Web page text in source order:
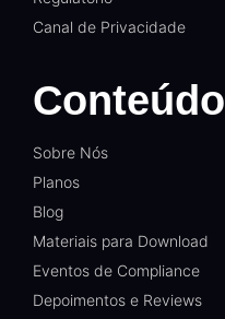
Canal de Privacidade
Conteúdo
Sobre Nós
Planos
Blog
Materiais para Download
Eventos de Compliance
Depoimentos e Reviews